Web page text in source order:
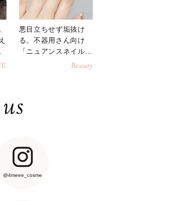
悪目立ちせず垢抜け
る。不器用さん向け
「ニュアンスネイル」
Beauty
@4meee_cosme